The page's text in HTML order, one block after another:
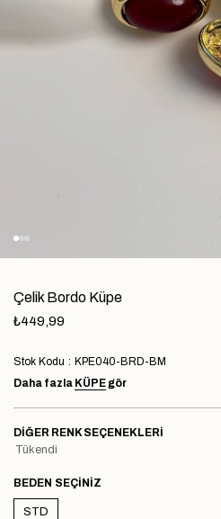
Çelik Bordo Küpe
₺449,99
Stok Kodu
KPE040-BRD-BM
Daha fazla KÜPE gör
DIĞER RENK SEÇENEKLERI
Tükendi
BEDEN
STD